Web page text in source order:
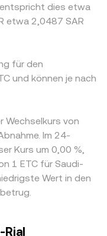
für den
und können je nach
Wechselkurs von
Im 24-
Kurs um 0,00 %,
1 ETC für Saudi-
Wert in den
Rial